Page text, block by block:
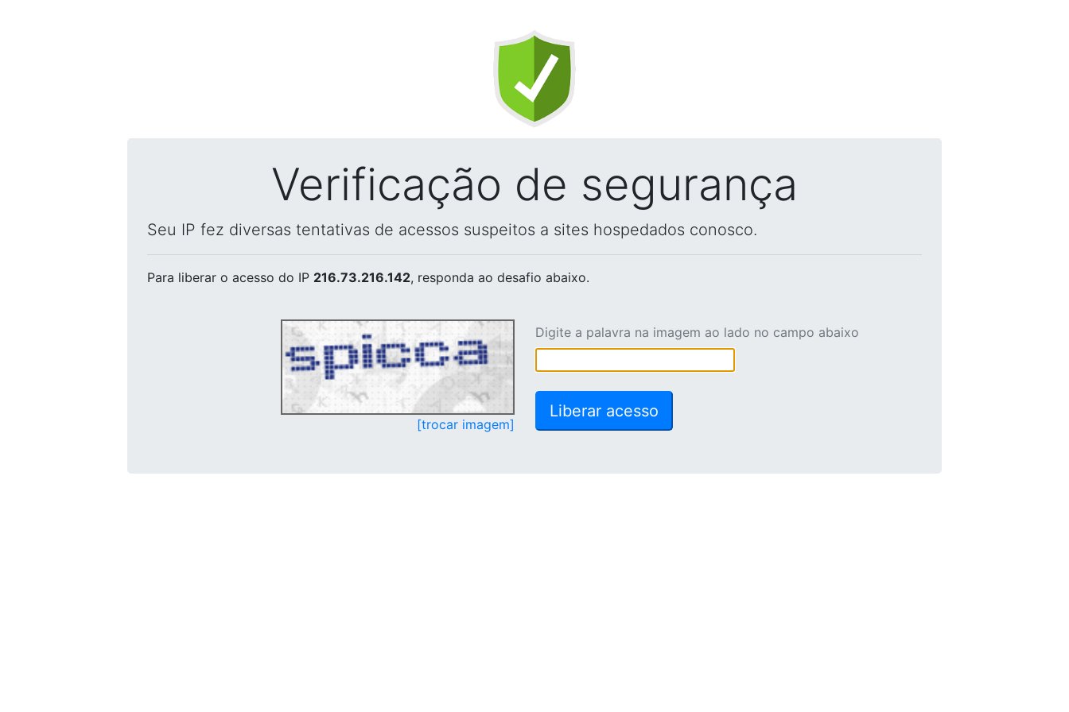
Verificação de segurança
Seu IP fez diversas tentativas de acessos suspeitos a sites hospedados conosco.
Para liberar o acesso do IP 216.73.216.142, responda ao desafio abaixo.
[trocar imagem]
Digite a palavra na imagem ao lado no campo abaixo